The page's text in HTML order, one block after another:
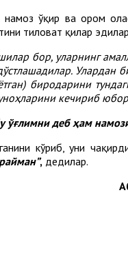
намоз ўқир ва ором
тиловат қилар
бор, уларнинг
Улардан
биродарини
кечириб
ўғлимни деб ҳам
кўриб, уни
, дедилар.